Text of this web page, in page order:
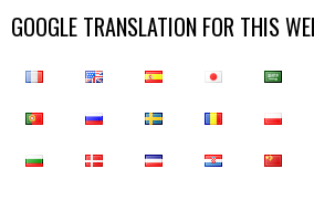
GOOGLE TRANSLATION FOR THIS